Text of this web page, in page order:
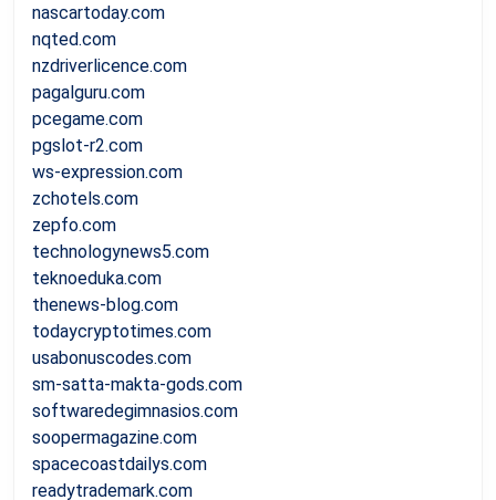
nascartoday.com
nqted.com
nzdriverlicence.com
pagalguru.com
pcegame.com
pgslot-r2.com
ws-expression.com
zchotels.com
zepfo.com
technologynews5.com
teknoeduka.com
thenews-blog.com
todaycryptotimes.com
usabonuscodes.com
sm-satta-makta-gods.com
softwaredegimnasios.com
soopermagazine.com
spacecoastdailys.com
readytrademark.com